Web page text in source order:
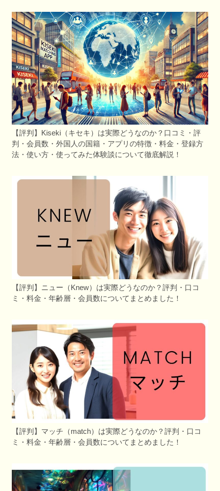
【評判】Kiseki（キセキ）は実際どうなのか？口コミ・評
判・会員数・外国人の国籍・アプリの特徴・料金・登録方
法・使い方・使ってみた体験談について徹底解説！
【評判】ニュー（Knew）は実際どうなのか？評判・口コ
ミ・料金・年齢層・会員数についてまとめました！
【評判】マッチ（match）は実際どうなのか？評判・口コ
ミ・料金・年齢層・会員数についてまとめました！